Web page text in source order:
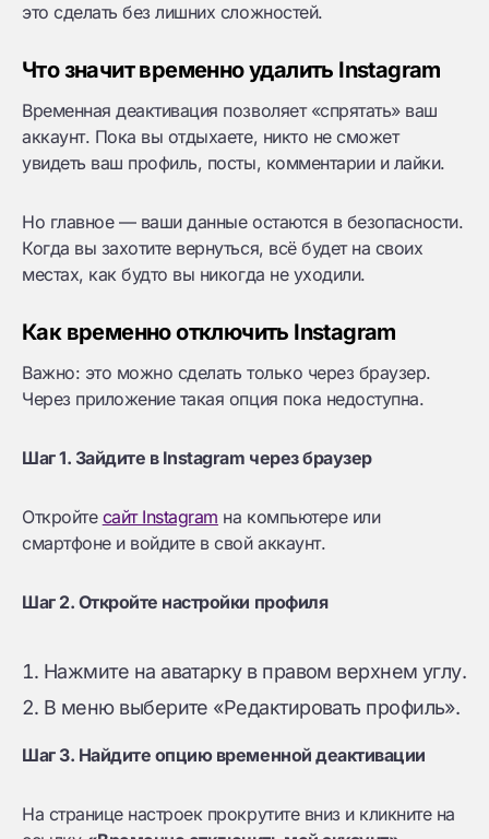
это сделать без лишних сложностей.
Что значит временно удалить Instagram
Временная деактивация позволяет «спрятать» ваш
аккаунт. Пока вы отдыхаете, никто не сможет
увидеть ваш профиль, посты, комментарии и лайки.
Но главное — ваши данные остаются в безопасности.
Когда вы захотите вернуться, всё будет на своих
местах, как будто вы никогда не уходили.
Как временно отключить Instagram
Важно: это можно сделать только через браузер.
Через приложение такая опция пока недоступна.
Шаг 1. Зайдите в Instagram через браузер
Откройте сайт Instagram на компьютере или
смартфоне и войдите в свой аккаунт.
Шаг 2. Откройте настройки профиля
Нажмите на аватарку в правом верхнем углу.
В меню выберите «Редактировать профиль».
Шаг 3. Найдите опцию временной деактивации
На странице настроек прокрутите вниз и кликните на